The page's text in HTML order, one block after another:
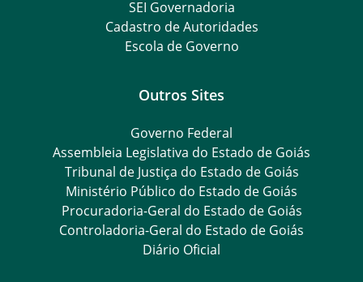
SEI Governadoria
Cadastro de Autoridades
Escola de Governo
Outros Sites
Governo Federal
Assembleia Legislativa do Estado de Goiás
Tribunal de Justiça do Estado de Goiás
Ministério Público do Estado de Goiás
Procuradoria-Geral do Estado de Goiás
Controladoria-Geral do Estado de Goiás
Diário Oficial